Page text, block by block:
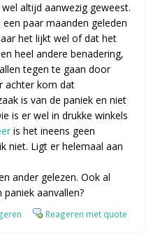
altijd aanwezig geweest.
paar maanden geleden
het lijkt wel of dat het
heel andere benadering,
tegen te gaan door
achter kom dat
is van de paniek en niet
is er wel in drukke winkels
is het ineens geen
niet. Ligt er helemaal aan
ander gelezen. Ook al
aanvallen?
Reageren met quote